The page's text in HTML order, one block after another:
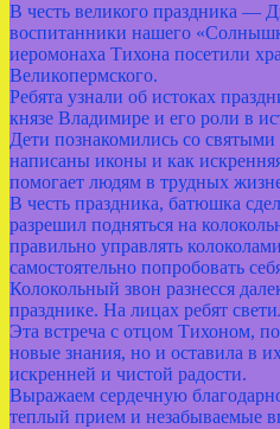
В честь великого праздника —
воспитанники нашего
иеромонаха Тихона посетили
Великопермского.
Ребята узнали об истоках
князе Владимире и его роли в
Дети познакомились со святыми
написаны иконы и как
помогает людям в трудных
В честь праздника, батюшка
разрешил подняться на
правильно управлять
самостоятельно попробовать
Колокольный звон разнесся
празднике. На лицах ребят
Эта встреча с отцом Тихоном,
новые знания, но и оставила в
искренней и чистой радости.
Выражаем сердечную
теплый прием и незабываемые